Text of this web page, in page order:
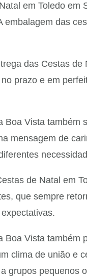
em Toledo
das
das Cestas
prazo e em
Vista
mensagem de
de Natal em
que sempre
Vista
clima de união e
grupos pequenos